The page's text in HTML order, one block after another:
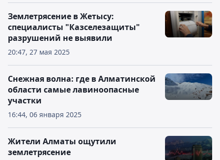
20:47, 27 мая 2025
Землетрясение в Жетысу:
специалисты "Казселезащиты"
разрушений не выявили
16:44, 06 января 2025
Снежная волна: где в Алматинской
области самые лавиноопасные
участки
Жители Алматы ощутили
землетрясение